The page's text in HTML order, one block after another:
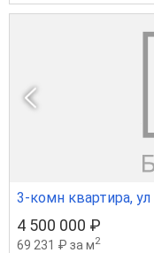
3-комн квартира,
4 500 000 ₽
69 231 ₽ за м2